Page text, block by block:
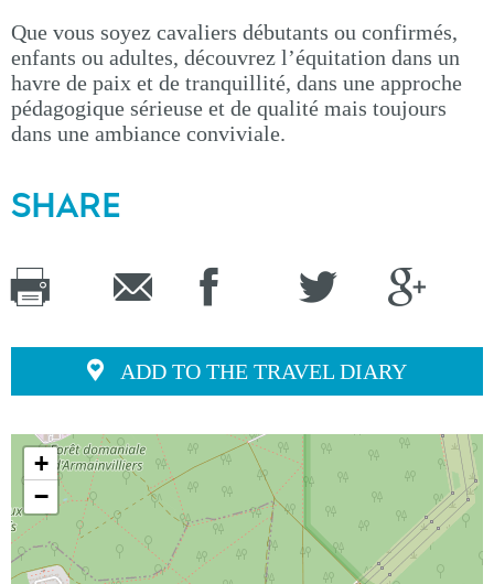
Que vous soyez cavaliers débutants ou confirmés,
enfants ou adultes, découvrez l’équitation dans un
havre de paix et de tranquillité, dans une approche
pédagogique sérieuse et de qualité mais toujours
dans une ambiance conviviale.
SHARE
ADD TO THE TRAVEL DIARY
+
−